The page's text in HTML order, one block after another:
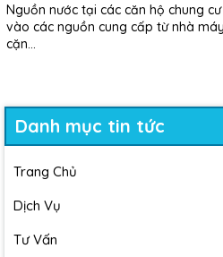
Nguồn nước tại các căn hộ chung
vào các nguồn cung cấp từ nhà
cặn...
Danh mục tin tức
Trang Chủ
Dịch Vụ
Tư Vấn